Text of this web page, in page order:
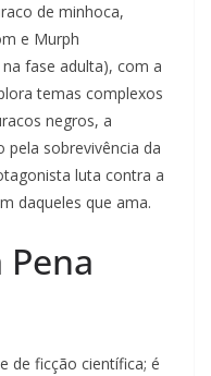
de minhoca,
e Murph
fase adulta), com a
temas complexos
negros, a
sobrevivência da
luta contra a
daqueles que ama.
Pena
de ficção científica; é